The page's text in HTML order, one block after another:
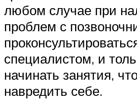
любом случае при
проблем с
специалистом, и
начинать занятия,
навредить себе.